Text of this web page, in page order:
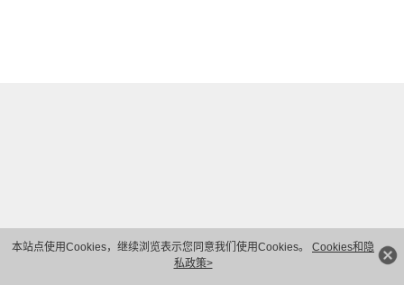
本站点使用Cookies，继续浏览表示您同意我们使用Cookies。 Cookies和隐
私政策>